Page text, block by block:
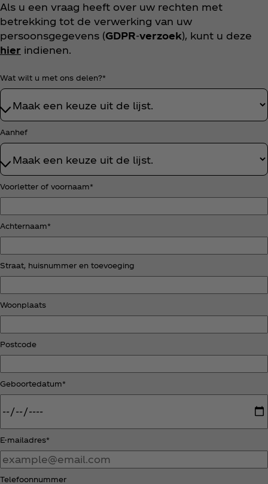
Als u een vraag heeft over uw rechten met
betrekking tot de verwerking van uw
persoonsgegevens (GDPR-verzoek), kunt u deze
hier indienen.
Wat wilt u met ons delen?*
Aanhef
Voorletter of voornaam*
Achternaam*
Straat, huisnummer en toevoeging
Woonplaats
Postcode
Geboortedatum*
E-mailadres*
Telefoonnummer